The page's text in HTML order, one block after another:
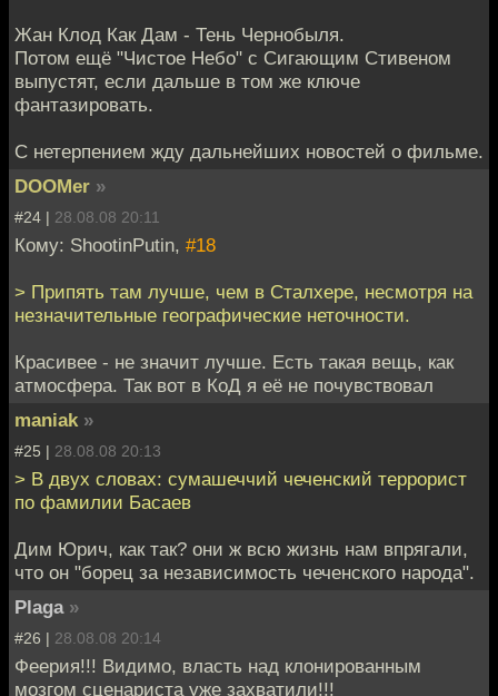
Жан Клод Как Дам - Тень Чернобыля.
Потом ещё "Чистое Небо" с Сигающим Стивеном
выпустят, если дальше в том же ключе
фантазировать.
С нетерпением жду дальнейших новостей о фильме.
DOOMer »
#24 | 28.08.08 20:11
Кому: ShootinPutin, #18
> Припять там лучше, чем в Сталхере, несмотря на
незначительные географические неточности.
Красивее - не значит лучше. Есть такая вещь, как
атмосфера. Так вот в КоД я её не почувствовал
maniak »
#25 | 28.08.08 20:13
> В двух словах: сумашеччий чеченский террорист
по фамилии Басаев
Дим Юрич, как так? они ж всю жизнь нам впрягали,
что он "борец за независимость чеченского народа".
Plaga »
#26 | 28.08.08 20:14
Феерия!!! Видимо, власть над клонированным
мозгом сценариста уже захватили!!!